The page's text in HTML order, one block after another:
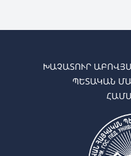
ԽԱՉԱՏՈՒՐ
ՊԵՏԱԿԱՆ